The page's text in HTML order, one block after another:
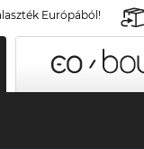
Európából!